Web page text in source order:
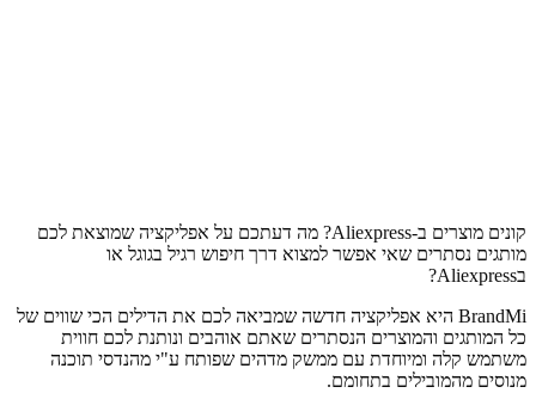
קונים מוצרים ב-Aliexpress? מה דעתכם על אפליקציה שמוצאת לכם
מותגים נסתרים שאי אפשר למצוא דרך חיפוש רגיל בגוגל או
בAliexpress?
BrandMi היא אפליקציה חדשה שמביאה לכם את הדילים הכי שווים של
כל המותגים והמוצרים הנסתרים שאתם אוהבים ונותנת לכם חווית
משתמש קלה ומיוחדת עם ממשק מדהים שפותח ע"י מהנדסי תוכנה
מנוסים מהמובילים בתחומם.